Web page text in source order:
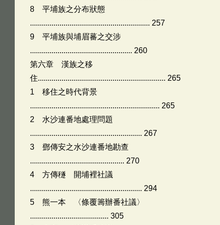
8 平埔族之分布狀態
............................................................. 257
9 平埔族與埔眉蕃之交涉
.................................................... 260
第六章 漢族之移
住................................................................. 265
1 移住之時代背景
.................................................................. 265
2 水沙連番地處理問題
......................................................... 267
3 鄧傳安之水沙連番地勘查
................................................ 270
4 方傳穟 開埔裡社議
......................................................... 294
5 熊一本 〈條覆籌辦番社議〉
........................................ 305